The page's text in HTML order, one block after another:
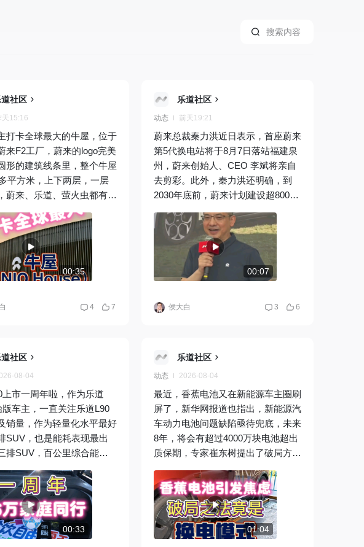
道社区
天15:16
打卡全球最大的牛屋，位于
来F2工厂，蔚来的logo完美
形的建筑线条里，整个牛屋
平方米，上下两层，一层
蔚来、乐道、萤火虫都有。
也有儿童区域，还可以在吧
或者饮品。如果报名参
程师”活动，可以通过牛屋
的空中连廊，在工厂里看
车在“灯塔工厂”先进生产线
对乐道更有信心！
00:35
4 7
乐道社区
动态 前天19:21
蔚来总裁秦力洪近日表示，首座蔚来
第5代换电站将于8月7日落站福建泉
州，蔚来创始人、CEO 李斌将亲自
去剪彩。此外，秦力洪还明确，到
2030年底前，蔚来计划建设超8000
00:07
侯大白 3 6
道社区
08-04
上市一周年啦，作为乐道
版车主，一直关注乐道L90
销量，作为轻量化水平最好
SUV，也是能耗表现最出
排SUV，百公里综合能耗
，有着最好用的前备舱，上
累计打开超过1600万次。
享蔚来超9000座充换电
钟换电非常方便，正是这些
乐道L90获得了超过6万多
00:33
乐道社区
动态 2026-08-04
最近，香蕉电池又在新能源车主圈刷
屏了，新华网报道也指出，新能源汽
车动力电池问题缺陷亟待兜底，未来
8年，将会有超过4000万块电池超出
质保期，专家崔东树提出了破局方
明了这一思路，比如蔚来乐道L60因
为有换电的优势，在二手市场表现出
了更强的价值稳定性，《2026上半
年中国汽车保值率研究报告》显示，
乐道L60以一年保值率74.92％的成
01:04